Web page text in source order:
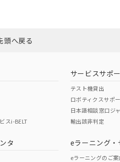
アメリカ
この製品の規格認証/適合状
他の認証はこちらのページからご検
頭へ戻る
スi-BELT
タ
サービスサポ
テスト機貸出
ロボティクスサポ
日本語相談窓口ジ
輸出該非判定
eラーニング・
eラーニングのご案